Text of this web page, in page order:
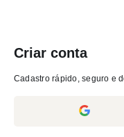
Criar conta
Cadastro rápido, seguro e